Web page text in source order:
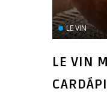
LE VIN
LE VIN